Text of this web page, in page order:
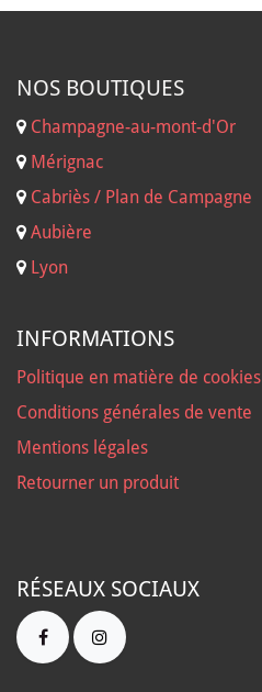
NOS BOUTIQUES
Champagne-au-mont-d'Or
Mérignac
Cabriès / Plan de Campagne
Aubière
Lyon
INFORMATIONS
Politique en matière de cookies
Conditions générales de vente
Mentions légales
Retourner un produit
RÉSEAUX SOCIAUX